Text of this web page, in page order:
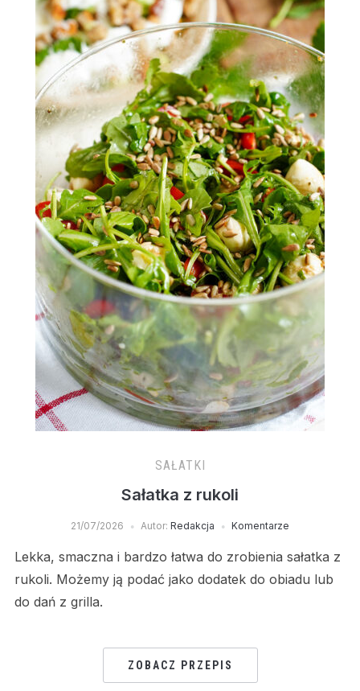
SAŁATKI
Sałatka z rukoli
21/07/2026 Autor: Redakcja Komentarze
Lekka, smaczna i bardzo łatwa do zrobienia sałatka z
rukoli. Możemy ją podać jako dodatek do obiadu lub
do dań z grilla.
ZOBACZ PRZEPIS